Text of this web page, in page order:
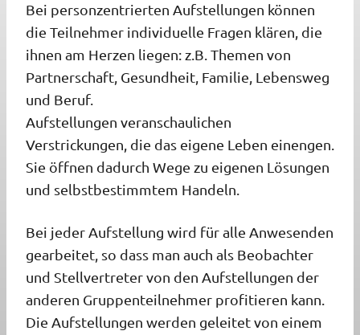
Bei personzentrierten Aufstellungen können
die Teilnehmer individuelle Fragen klären, die
ihnen am Herzen liegen: z.B. Themen von
Partnerschaft, Gesundheit, Familie, Lebensweg
und Beruf.
Aufstellungen veranschaulichen
Verstrickungen, die das eigene Leben einengen.
Sie öffnen dadurch Wege zu eigenen Lösungen
und selbstbestimmtem Handeln.
Bei jeder Aufstellung wird für alle Anwesenden
gearbeitet, so dass man auch als Beobachter
und Stellvertreter von den Aufstellungen der
anderen Gruppenteilnehmer profitieren kann.
Die Aufstellungen werden geleitet von einem